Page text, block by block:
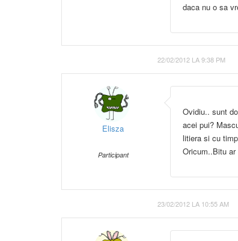
daca nu o sa
22/02/2012 LA 9:38 PM
Elisza
Participant
Ovidiu.. sunt
acei pui?
litiera si cu
Oricum..Bitu
23/02/2012 LA 10:55 AM